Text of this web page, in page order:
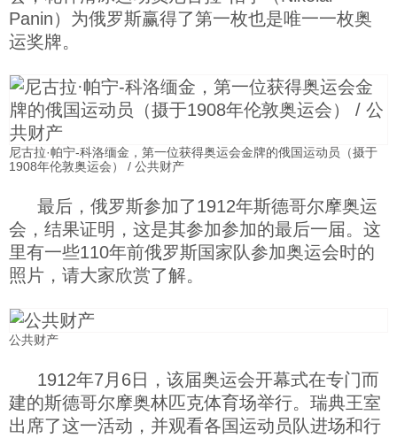
文化
历史
体育
视听
Panin）为俄罗斯赢得了第一枚也是唯一一枚奥
运奖牌。
尼古拉·帕宁-科洛缅金，第一位获得奥运会金牌的俄国运动员（摄于
1908年伦敦奥运会） / 公共财产
最后，俄罗斯参加了1912年斯德哥尔摩奥运
会，结果证明，这是其参加参加的最后一届。这
里有一些110年前俄罗斯国家队参加奥运会时的
照片，请大家欣赏了解。
公共财产
1912年7月6日，该届奥运会开幕式在专门而
建的斯德哥尔摩奥林匹克体育场举行。瑞典王室
出席了这一活动，并观看各国运动员队进场和行